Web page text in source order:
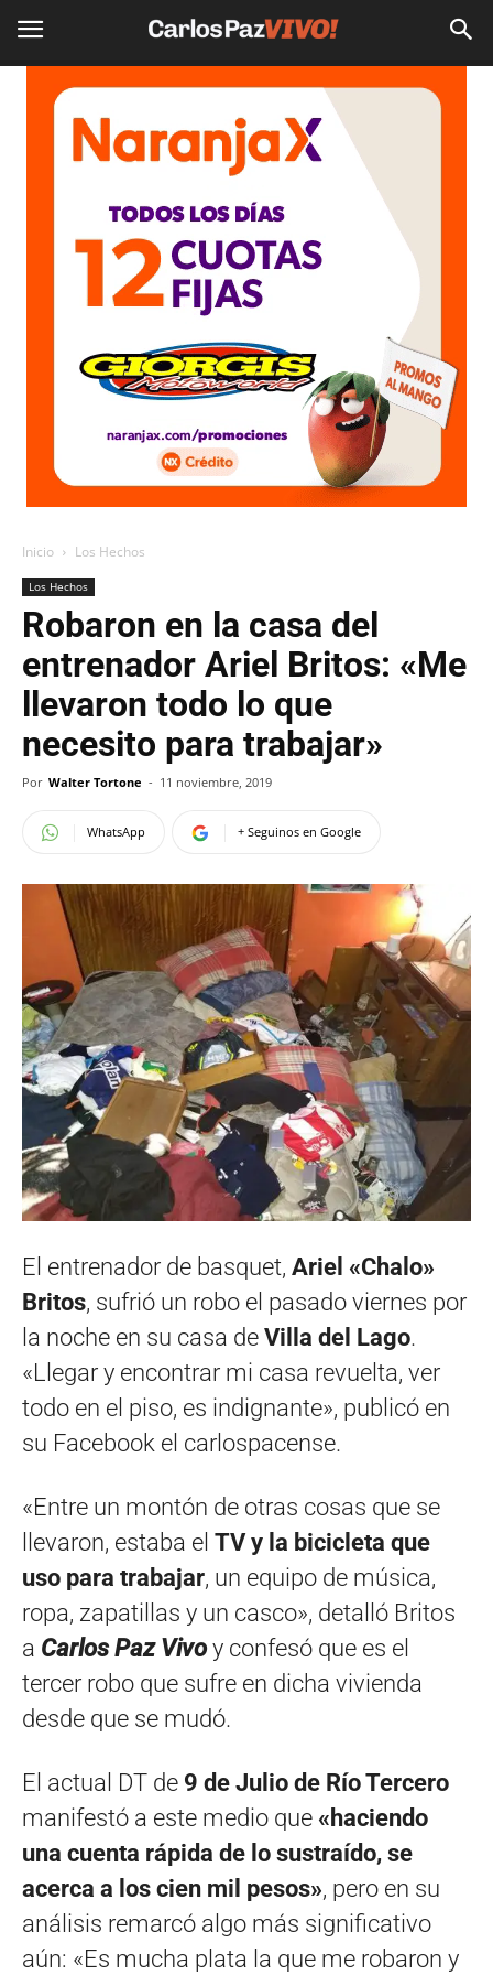
Inicio Los Hechos
Los Hechos
Robaron en la casa del
entrenador Ariel Britos: «Me
llevaron todo lo que
necesito para trabajar»
Por Walter Tortone - 11 noviembre, 2019
WhatsApp + Seguinos en Google
El entrenador de basquet, Ariel «Chalo»
Britos, sufrió un robo el pasado viernes por
la noche en su casa de Villa del Lago.
«Llegar y encontrar mi casa revuelta, ver
todo en el piso, es indignante», publicó en
su Facebook el carlospacense.
«Entre un montón de otras cosas que se
llevaron, estaba el TV y la bicicleta que
uso para trabajar, un equipo de música,
ropa, zapatillas y un casco», detalló Britos
a Carlos Paz Vivoy confesó que es el
tercer robo que sufre en dicha vivienda
desde que se mudó.
El actual DT de 9 de Julio de Río Tercero
manifestó a este medio que «haciendo
una cuenta rápida de lo sustraído, se
acerca a los cien mil pesos», pero en su
análisis remarcó algo más significativo
aún: «Es mucha plata la que me robaron y